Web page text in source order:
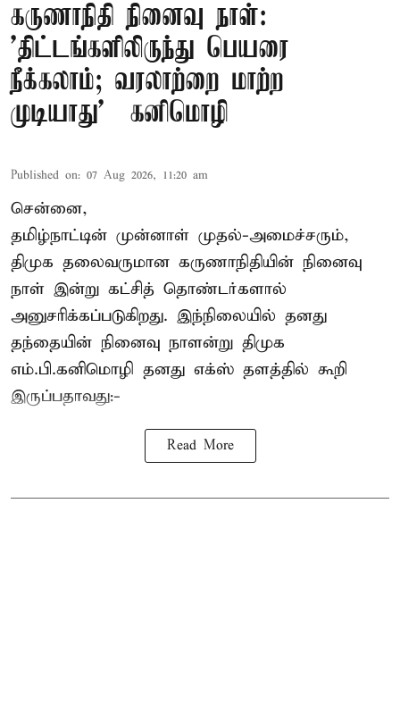
கருணாநிதி நினைவு நாள்:
'திட்டங்களிலிருந்து பெயரை
நீக்கலாம்; வரலாற்றை மாற்ற
முடியாது' – கனிமொழி
Published on: 07 Aug 2026, 11:20 am
சென்னை,
தமிழ்நாட்டின் முன்னாள் முதல்-அமைச்சரும்,
திமுக தலைவருமான கருணாநிதியின் நினைவு
நாள் இன்று கட்சித் தொண்டர்களால்
அனுசரிக்கப்படுகிறது. இந்நிலையில் தனது
தந்தையின் நினைவு நாளன்று திமுக
எம்.பி.கனிமொழி தனது எக்ஸ் தளத்தில் கூறி
இருப்பதாவது:-
Read More